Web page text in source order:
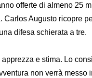
offerte di almeno 25
Carlos Augusto ricopre
difesa schierata a tre.
e stima. Lo
non verrà messo